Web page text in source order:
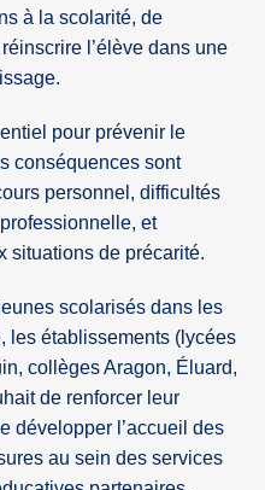
à la scolarité, de
l’élève dans une
pour prévenir le
conséquences sont
personnel, difficultés
et
situations de précarité.
scolarisés dans les
les établissements (lycées
collèges Aragon, Éluard,
de renforcer leur
développer l’accueil des
au sein des services